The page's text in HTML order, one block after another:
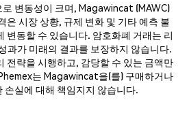
변동성이 크며, Magawincat (MAWC)
은 시장 상황, 규제 변화 및 기타 예측 불
변동할 수 있습니다. 암호화폐 거래는 리
과가 미래의 결과를 보장하지 않습니다.
전략을 시행하고, 감당할 수 있는 금액만
는 Magawincat을(를) 구매하거나
손실에 대해 책임지지 않습니다.